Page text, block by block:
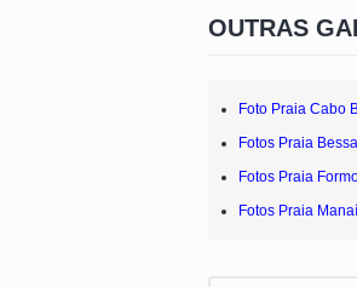
OUTRAS
Foto Praia Cabo
Fotos Praia Bessa
Fotos Praia
Fotos Praia